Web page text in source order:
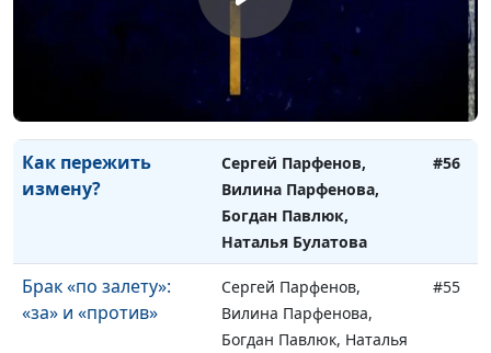
Сергей Парфенов,
Вилина Парфенова,
Богдан Павлюк, Наталья
Булатова
Как пережить
измену?
Сергей Парфенов,
Вилина Парфенова,
Богдан Павлюк,
Наталья Булатова
#56
Брак «по залету»:
«за» и «против»
Сергей Парфенов,
Вилина Парфенова,
Богдан Павлюк, Наталья
#55